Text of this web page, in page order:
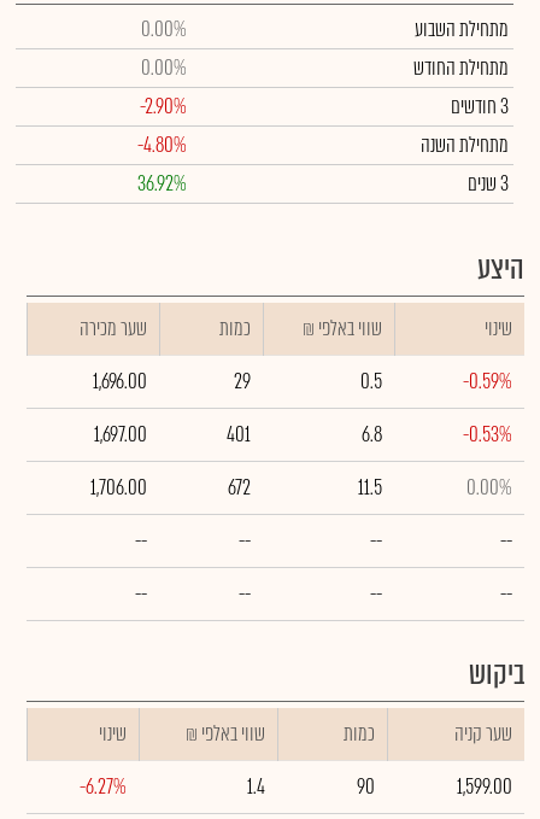
מתחילת השבוע
0.00%
מתחילת החודש
0.00%
3 חודשים
-2.90%
מתחילת השנה
-4.80%
3 שנים
36.92%
היצע
שינוי ₪ שווי באלפי כמות
שער מכירה
-0.59%
0.5
29
1,696.00
-0.53%
6.8
401
1,697.00
0.00%
11.5
672
1,706.00
--
--
--
--
--
--
--
--
ביקוש
שער קניה כמות ₪ שווי באלפי
שינוי
1,599.00
90
1.4
-6.27%